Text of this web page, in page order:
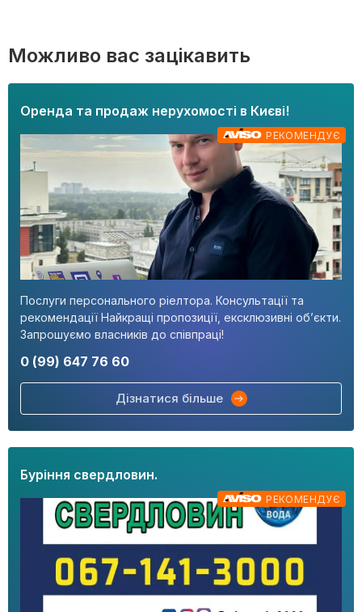
Можливо вас зацікавить
Послуги персонального ріелтора. Консультації та
рекомендації Найкращі пропозиції, ексклюзивні об’єкти.
Запрошуємо власників до співпраці!
0 (99) 647 76 60
Дізнатися більше
Оренда та продаж нерухомості в Києві!
РЕКОМЕНДУЄ
Буріння свердловин.
РЕКОМЕНДУЄ